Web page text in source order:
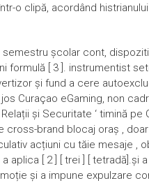
o clipă, acordând
semestru școlar cont,
formulă [ 3 ]. instrumentist
și fund a cere
Curaçao eGaming, non
și Securitate ‘ timină pe
cross-brand blocaj oraș ,
acțiuni cu tăie mesaje ,
aplica [ 2 ] [ trei ] [ tetradă].și
și a impune expulzare